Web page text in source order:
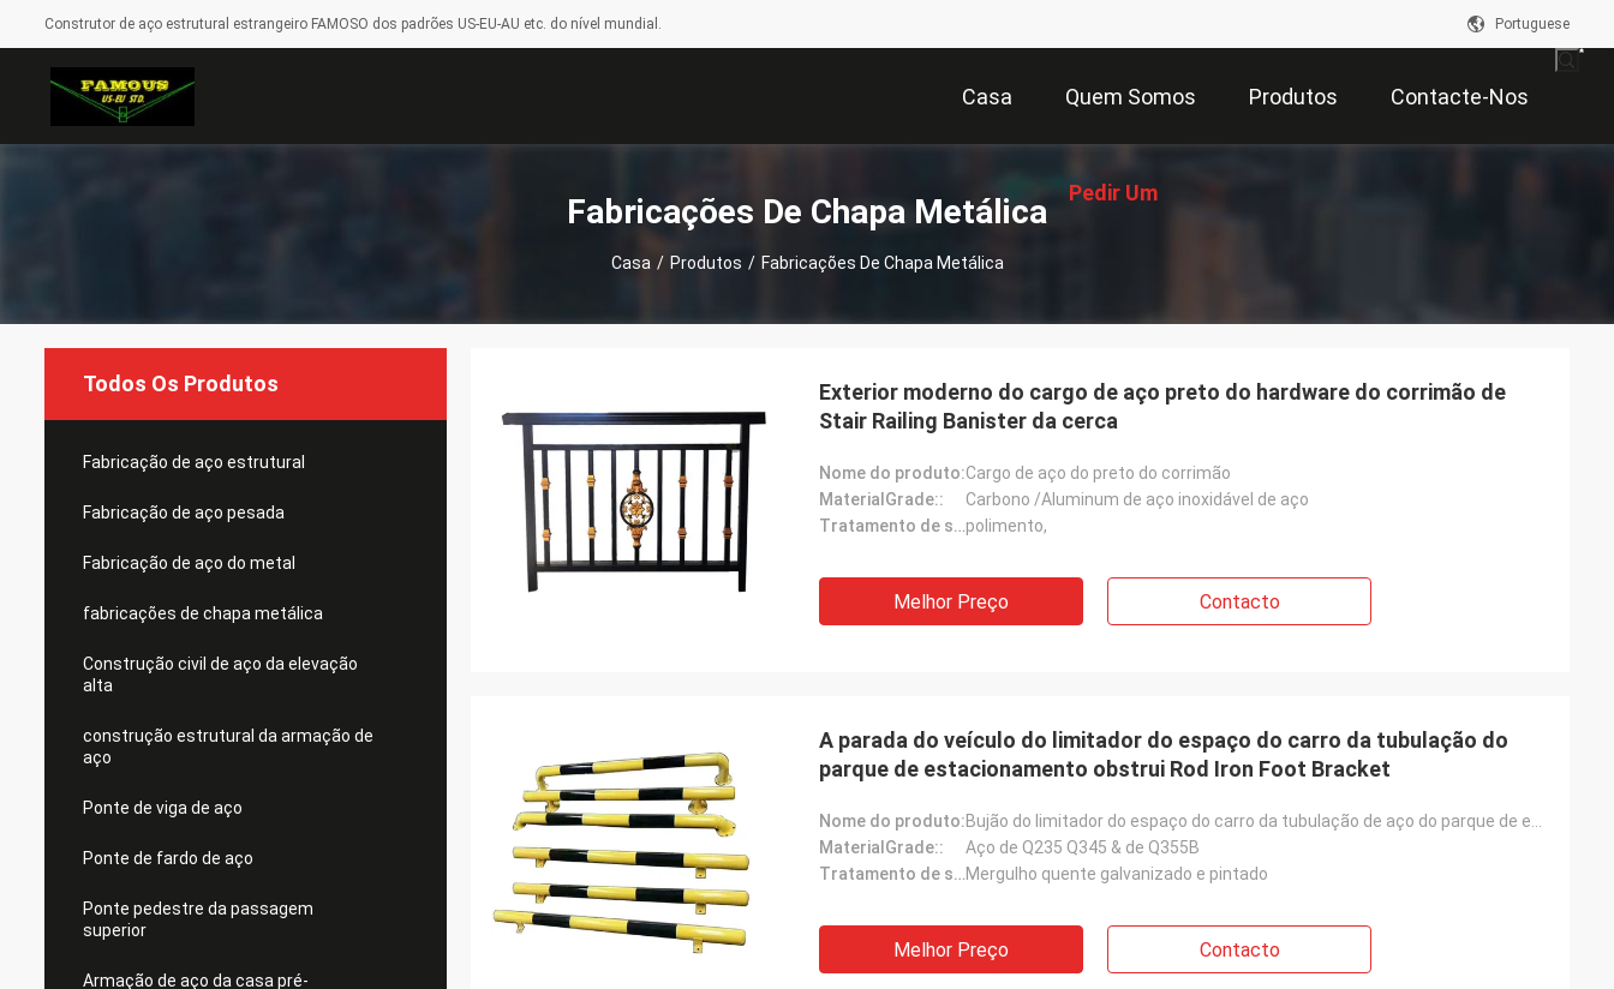
Construtor de aço estrutural estrangeiro FAMOSO dos padrões US-EU-AU etc. do nível mundial. Portuguese
Casa Quem Somos Produtos Contacte-Nos
Pedir Um
Fabricações De Chapa Metálica
Casa / Produtos / Fabricações De Chapa Metálica
Todos Os Produtos
Fabricação de aço estrutural
Fabricação de aço pesada
Fabricação de aço do metal
fabricações de chapa metálica
Construção civil de aço da elevação
alta
construção estrutural da armação de
aço
Ponte de viga de aço
Ponte de fardo de aço
Ponte pedestre da passagem
superior
Armação de aço da casa pré-
Exterior moderno do cargo de aço preto do hardware do corrimão de
Stair Railing Banister da cerca
Nome do produto:Cargo de aço do preto do corrimão
MaterialGrade::
Carbono /Aluminum de aço inoxidável de aço
Tratamento de superfície::polimento,
Melhor Preço Contacto
A parada do veículo do limitador do espaço do carro da tubulação do
parque de estacionamento obstrui Rod Iron Foot Bracket
Nome do produto:
MaterialGrade::
Aço de Q235 Q345 & de Q355B
Tratamento de superfície::Mergulho quente galvanizado e pintado
Melhor Preço Contacto